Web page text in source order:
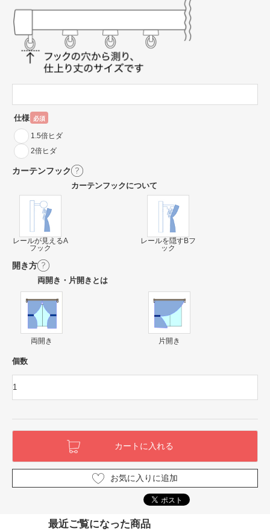
仕様 必須
1.5倍ヒダ
2倍ヒダ
カーテンフック
カーテンフックについて
レールが見えるA
フック
レールを隠すBフ
ック
開き方
両開き・片開きとは
両開き 片開き
個数
お気に入りに追加
最近ご覧になった商品